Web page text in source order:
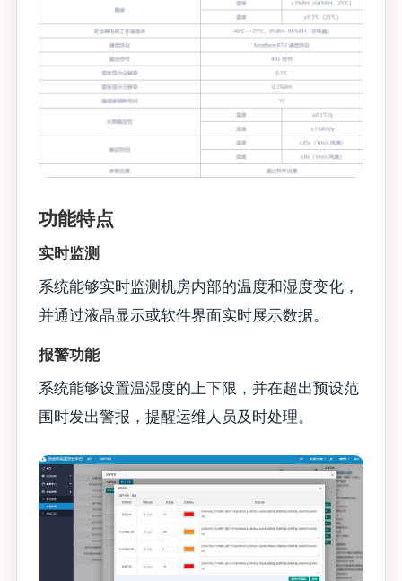
功能特点
实时监测
系统能够实时监测机房内部的温度和湿度变化，
并通过液晶显示或软件界面实时展示数据。
报警功能
系统能够设置温湿度的上下限，并在超出预设范
围时发出警报，提醒运维人员及时处理。